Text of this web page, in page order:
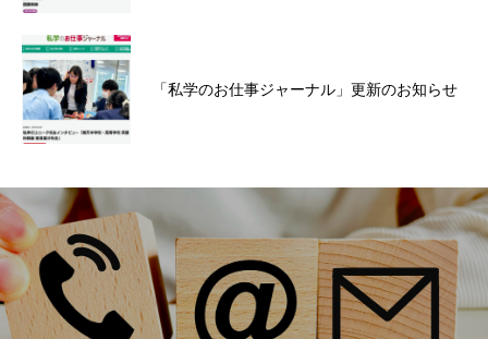
「私学のお仕事ジャーナル」更新のお知らせ